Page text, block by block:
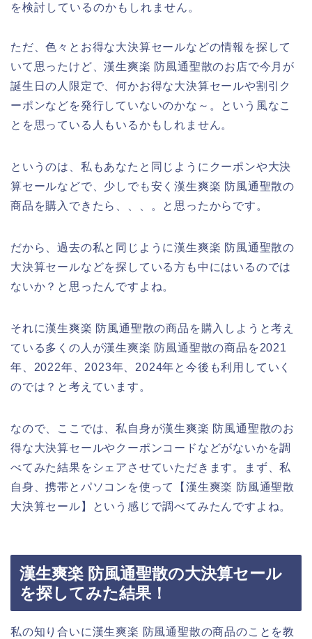
を検討しているのかもしれません。
ただ、色々とお得な大決算セールなどの情報を探して
いて思ったけど、漢生爽楽 防風通聖散のお店で今月が
誕生日の人限定で、何かお得な大決算セールや割引ク
ーポンなどを発行していないのかな～。という風なこ
とを思っている人もいるかもしれません。
というのは、私もあなたと同じようにクーポンや大決
算セールなどで、少しでも安く漢生爽楽 防風通聖散の
商品を購入できたら、、、。と思ったからです。
だから、過去の私と同じように漢生爽楽 防風通聖散の
大決算セールなどを探している方も中にはいるのでは
ないか？と思ったんですよね。
それに漢生爽楽 防風通聖散の商品を購入しようと考え
ている多くの人が漢生爽楽 防風通聖散の商品を2021
年、2022年、2023年、2024年と今後も利用していく
のでは？と考えています。
なので、ここでは、私自身が漢生爽楽 防風通聖散のお
得な大決算セールやクーポンコードなどがないかを調
べてみた結果をシェアさせていただきます。まず、私
自身、携帯とパソコンを使って【漢生爽楽 防風通聖散
大決算セール】という感じで調べてみたんですよね。
漢生爽楽 防風通聖散の大決算セール
を探してみた結果！
私の知り合いに漢生爽楽 防風通聖散の商品のことを教